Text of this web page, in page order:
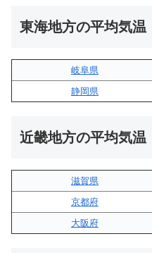
東海地方の平均気温
岐阜県
静岡県
近畿地方の平均気温
滋賀県
京都府
大阪府